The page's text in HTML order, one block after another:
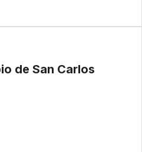
de San Carlos